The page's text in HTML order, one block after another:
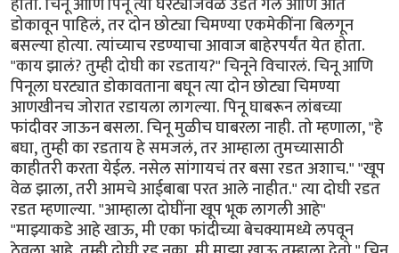
डोकावून पाहिलं, तर दोन छोट्या चिमण्या एकमेकींना बिलगून
बसल्या होत्या. त्यांच्याच रडण्याचा आवाज बाहेरपर्यंत येत होता.
"काय झालं? तुम्ही दोघी का रडताय?" चिनूने विचारलं. चिनू आणि
पिनूला घरट्यात डोकावताना बघून त्या दोन छोट्या चिमण्या
आणखीनच जोरात रडायला लागल्या. पिनू घाबरून लांबच्या
फांदीवर जाऊन बसला. चिनू मुळीच घाबरला नाही. तो म्हणाला, "हे
बघा, तुम्ही का रडताय हे समजलं, तर आम्हाला तुमच्यासाठी
काहीतरी करता येईल. नसेल सांगायचं तर बसा रडत अशाच." "खूप
वेळ झाला, तरी आमचे आईबाबा परत आले नाहीत." त्या दोघी रडत
रडत म्हणाल्या. "आम्हाला दोघींना खूप भूक लागली आहे"
"माझ्याकडे आहे खाऊ, मी एका फांदीच्या बेचक्यामध्ये लपवून